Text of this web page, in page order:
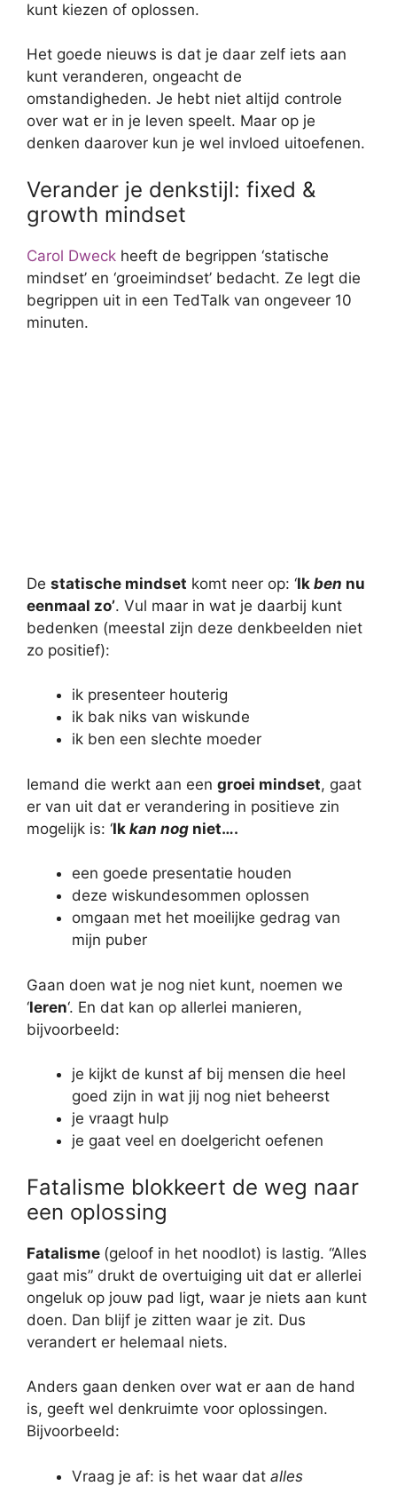
kunt kiezen of oplossen.
Het goede nieuws is dat je daar zelf iets aan
kunt veranderen, ongeacht de
omstandigheden. Je hebt niet altijd controle
over wat er in je leven speelt. Maar op je
denken daarover kun je wel invloed uitoefenen.
Verander je denkstijl: fixed &
growth mindset
Carol Dweck heeft de begrippen ‘statische
mindset’ en ‘groeimindset’ bedacht. Ze legt die
begrippen uit in een TedTalk van ongeveer 10
minuten.
De statische mindset komt neer op: ‘Ik ben nu
eenmaal zo’. Vul maar in wat je daarbij kunt
bedenken (meestal zijn deze denkbeelden niet
zo positief):
ik presenteer houterig
ik bak niks van wiskunde
ik ben een slechte moeder
Iemand die werkt aan een groei mindset, gaat
er van uit dat er verandering in positieve zin
mogelijk is: ‘Ik kan nog niet….
een goede presentatie houden
deze wiskundesommen oplossen
omgaan met het moeilijke gedrag van
mijn puber
Gaan doen wat je nog niet kunt, noemen we
‘leren‘. En dat kan op allerlei manieren,
bijvoorbeeld:
je kijkt de kunst af bij mensen die heel
goed zijn in wat jij nog niet beheerst
je vraagt hulp
je gaat veel en doelgericht oefenen
Fatalisme blokkeert de weg naar
een oplossing
Fatalisme (geloof in het noodlot) is lastig. “Alles
gaat mis” drukt de overtuiging uit dat er allerlei
ongeluk op jouw pad ligt, waar je niets aan kunt
doen. Dan blijf je zitten waar je zit. Dus
verandert er helemaal niets.
Anders gaan denken over wat er aan de hand
is, geeft wel denkruimte voor oplossingen.
Bijvoorbeeld:
Vraag je af: is het waar dat alles